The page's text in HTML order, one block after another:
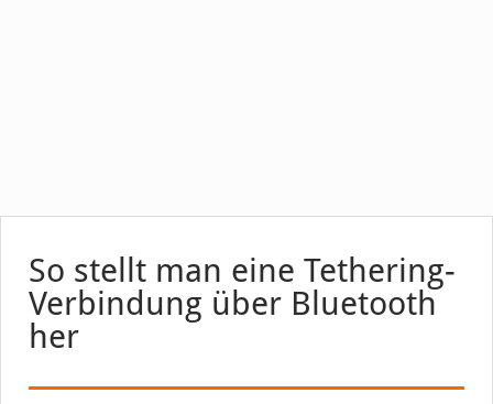
So stellt man eine Tethering-
Verbindung über Bluetooth
her